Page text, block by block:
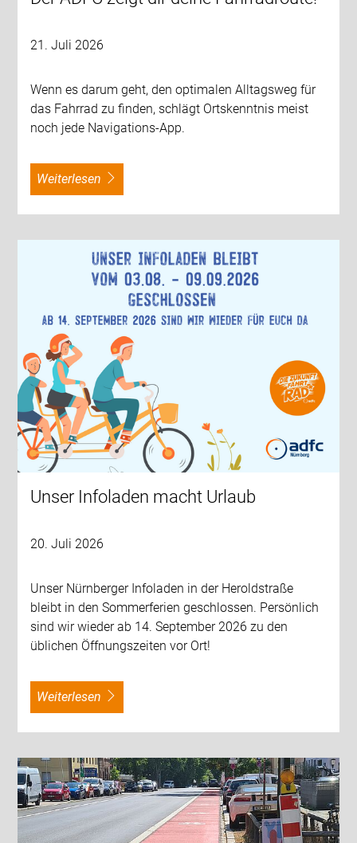
21. Juli 2026
Wenn es darum geht, den optimalen Alltagsweg für
das Fahrrad zu finden, schlägt Ortskenntnis meist
noch jede Navigations-App.
weiterlesen
Unser Infoladen macht Urlaub
20. Juli 2026
Unser Nürnberger Infoladen in der Heroldstraße
bleibt in den Sommerferien geschlossen. Persönlich
sind wir wieder ab 14. September 2026 zu den
üblichen Öffnungszeiten vor Ort!
weiterlesen